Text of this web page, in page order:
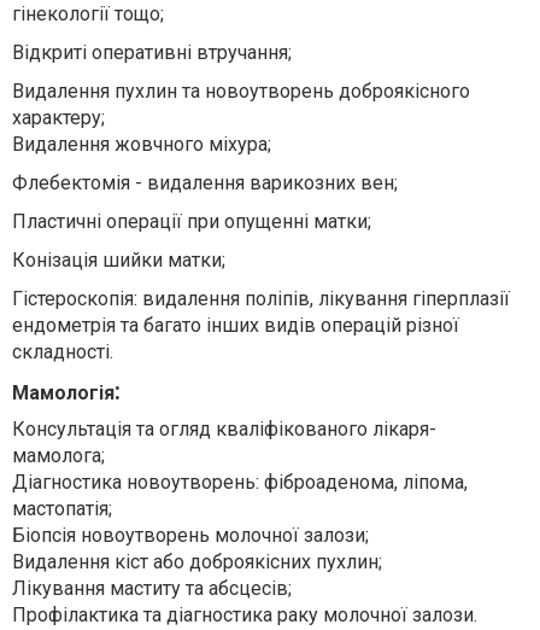
гінекології тощо;
Відкриті оперативні втручання;
Видалення пухлин та новоутворень доброякісного
характеру;
Видалення жовчного міхура;
Флебектомія - видалення варикозних вен;
Пластичні операції при опущенні матки;
Конізація шийки матки;
Гістероскопія: видалення поліпів, лікування гіперплазії
ендометрія та багато інших видів операцій різної
складності.
Мамологія:
Консультація та огляд кваліфікованого лікаря-
мамолога;
Діагностика новоутворень: фіброаденома, ліпома,
мастопатія;
Біопсія новоутворень молочної залози;
Видалення кіст або доброякісних пухлин;
Лікування маститу та абсцесів;
Профілактика та діагностика раку молочної залози.